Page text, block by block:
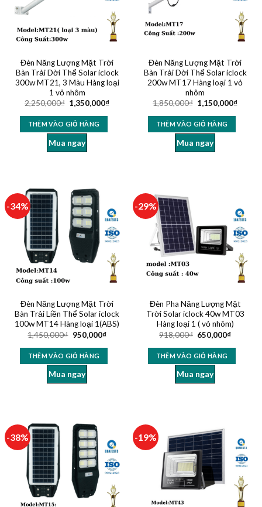
Đèn Năng Lượng Mặt Trời
Bàn Trải Dời Thể Solar iclock
300w MT21, 3 Màu Hàng loại
1 vỏ nhôm
2,250,000₫ 1,350,000₫
THÊM VÀO GIỎ HÀNG
Mua ngay
Đèn Năng Lượng Mặt Trời
Bàn Trải Dời Thể Solar iclock
200w MT17 Hàng loại 1 vỏ
nhôm
1,850,000₫ 1,150,000₫
THÊM VÀO GIỎ HÀNG
Mua ngay
-34%
Đèn Năng Lượng Mặt Trời
Bàn Trải Liền Thể Solar iclock
100w MT14 Hàng loại 1(ABS)
1,450,000₫ 950,000₫
THÊM VÀO GIỎ HÀNG
Mua ngay
-29%
Đèn Pha Năng Lượng Mặt
Trời Solar iclock 40w MT03
Hàng loại 1 ( vỏ nhôm)
918,000₫ 650,000₫
THÊM VÀO GIỎ HÀNG
Mua ngay
-38% -19%